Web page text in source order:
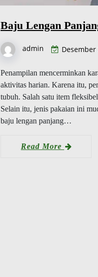
Baju Lengan
admin Desember
Penampilan mencerminkan
aktivitas harian. Karena itu,
tubuh. Salah satu item
Selain itu, jenis pakaian ini
baju lengan panjang…
Read More